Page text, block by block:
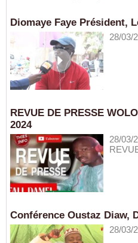
Diomaye Faye Président,
28/03/
REVUE DE PRESSE
2024
28/03/
Conférence Oustaz Diaw,
28/03/